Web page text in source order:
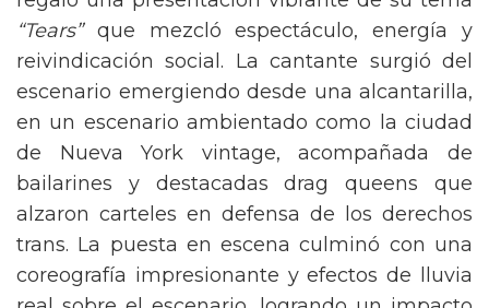
regaló una presentación vibrante de su tema
“Tears”que mezcló espectáculo, energía y
reivindicación social. La cantante surgió del
escenario emergiendo desde una alcantarilla,
en un escenario ambientado como la ciudad
de Nueva York vintage, acompañada de
bailarines y destacadas drag queens que
alzaron carteles en defensa de los derechos
trans. La puesta en escena culminó con una
coreografía impresionante y efectos de lluvia